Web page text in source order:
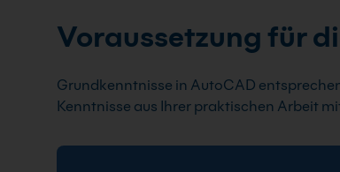
Voraussetzung für
Grundkenntnisse in AutoCAD
Kenntnisse aus Ihrer praktischen Arbeit